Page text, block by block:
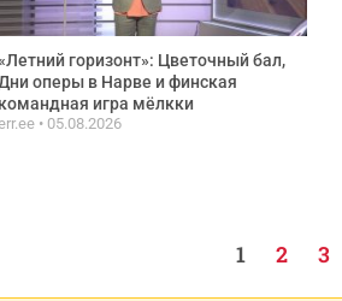
горизонт»: Цветочный бал,
оперы в Нарве и финская
командная игра мёлкки
05.08.2026
1 2 3